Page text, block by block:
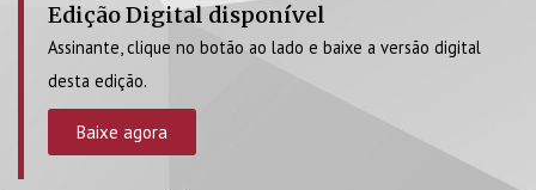
Edição Digital disponível
Assinante, clique no botão ao lado e baixe a versão digital
desta edição.
Baixe agora